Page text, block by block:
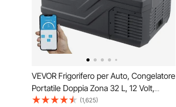
VEVOR Frigorifero per Auto, Congelatore
Portatile Doppia Zona 32 L, 12 Volt,
Gamma Regolabile da -20 ~ 20 ℃,
(1,625)